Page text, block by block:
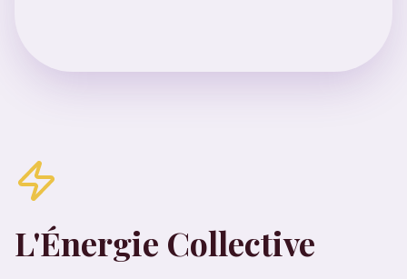
L'Énergie Collective